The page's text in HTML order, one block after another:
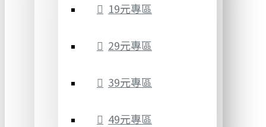
19元專區
29元專區
39元專區
49元專區